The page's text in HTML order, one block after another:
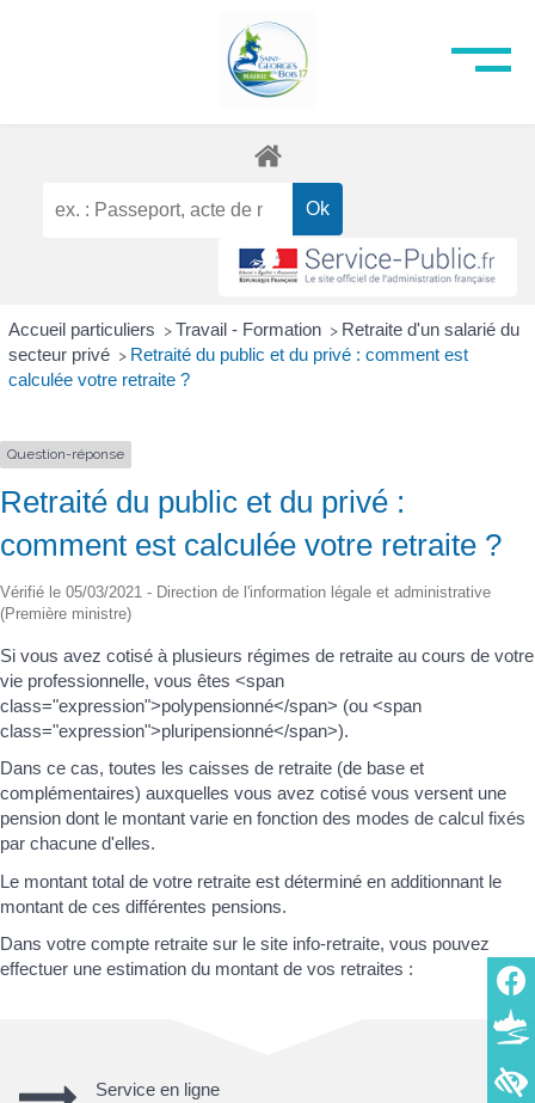
Accueil particuliers > Travail - Formation > Retraite d'un salarié du
secteur privé > Retraité du public et du privé : comment est
calculée votre retraite ?
Question-réponse
Retraité du public et du privé :
comment est calculée votre retraite ?
Vérifié le 05/03/2021 - Direction de l'information légale et administrative
(Première ministre)
Si vous avez cotisé à plusieurs régimes de retraite au cours de votre
vie professionnelle, vous êtes <span
class="expression">polypensionné</span> (ou <span
class="expression">pluripensionné</span>).
Dans ce cas, toutes les caisses de retraite (de base et
complémentaires) auxquelles vous avez cotisé vous versent une
pension dont le montant varie en fonction des modes de calcul fixés
par chacune d'elles.
Le montant total de votre retraite est déterminé en additionnant le
montant de ces différentes pensions.
Dans votre compte retraite sur le site info-retraite, vous pouvez
effectuer une estimation du montant de vos retraites :
Service en ligne